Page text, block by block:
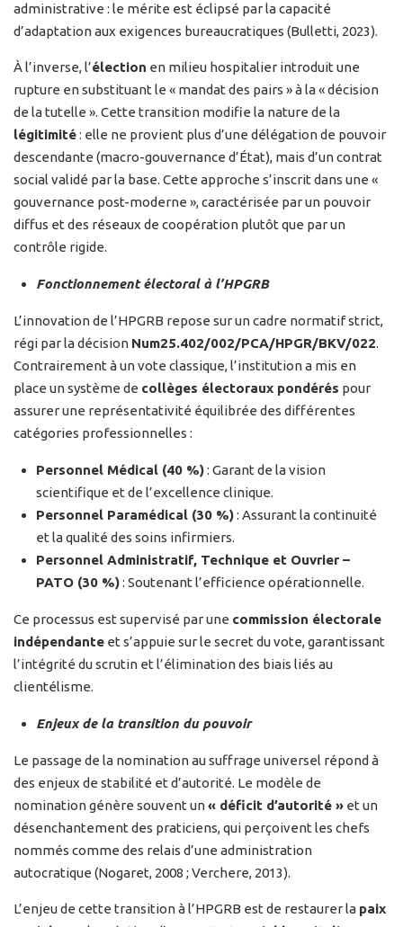
administrative : le mérite est éclipsé par la capacité
d’adaptation aux exigences bureaucratiques (Bulletti, 2023).
À l’inverse, l’élection en milieu hospitalier introduit une
rupture en substituant le « mandat des pairs » à la « décision
de la tutelle ». Cette transition modifie la nature de la
légitimité: elle ne provient plus d’une délégation de pouvoir
descendante (macro-gouvernance d’État), mais d’un contrat
social validé par la base. Cette approche s’inscrit dans une «
gouvernance post-moderne », caractérisée par un pouvoir
diffus et des réseaux de coopération plutôt que par un
contrôle rigide.
Fonctionnement électoral à l’HPGRB
L’innovation de l’HPGRB repose sur un cadre normatif strict,
régi par la décision Num25.402/002/PCA/HPGR/BKV/022.
Contrairement à un vote classique, l’institution a mis en
place un système de collèges électoraux pondérés pour
assurer une représentativité équilibrée des différentes
catégories professionnelles :
Personnel Médical (40 %): Garant de la vision
scientifique et de l’excellence clinique.
Personnel Paramédical (30 %): Assurant la continuité
et la qualité des soins infirmiers.
Personnel Administratif, Technique et Ouvrier –
PATO (30 %): Soutenant l’efficience opérationnelle.
Ce processus est supervisé par une commission électorale
indépendante et s’appuie sur le secret du vote, garantissant
l’intégrité du scrutin et l’élimination des biais liés au
clientélisme.
Enjeux de la transition du pouvoir
Le passage de la nomination au suffrage universel répond à
des enjeux de stabilité et d’autorité. Le modèle de
nomination génère souvent un« déficit d’autorité » et un
désenchantement des praticiens, qui perçoivent les chefs
nommés comme des relais d’une administration
autocratique (Nogaret, 2008 ; Verchere, 2013).
L’enjeu de cette transition à l’HPGRB est de restaurer la paix